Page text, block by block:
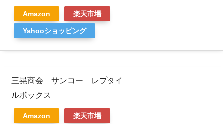
Amazon 楽天市場
Yahooショッピング
三晃商会 サンコー レプタイ
ルボックス
Amazon 楽天市場